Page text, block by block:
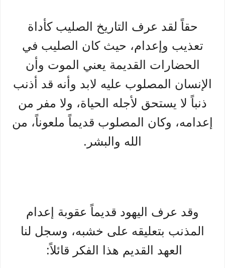
حقاً لقد عرف التاريخ الصليب كأداة
تعذيب وإعدام، حيث كان الصليب في
الحضارات القديمة يعني الموت وأن
الإنسان المصلوب عليه لابد وأنه قد أذنب
ذنباً لا يستحق لأجله الحياة، ولا مفر من
إعدامه، وكان المصلوب قديماً ملعوناً، من
الله والبشر.
وقد عرف اليهود قديماً عقوبة إعدام
المذنب بتعليقه على خشبه، وسجل لنا
العهد القديم هذا الفكر قائلاً: